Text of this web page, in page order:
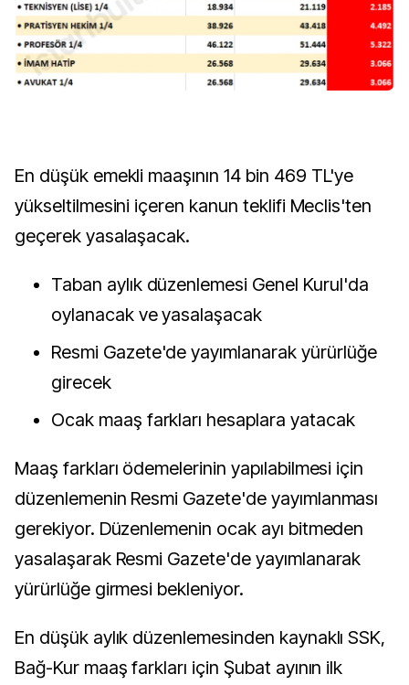
En düşük emekli maaşının 14 bin 469 TL'ye
yükseltilmesini içeren kanun teklifi Meclis'ten
geçerek yasalaşacak.
Taban aylık düzenlemesi Genel Kurul'da
oylanacak ve yasalaşacak
Resmi Gazete'de yayımlanarak yürürlüğe
girecek
Ocak maaş farkları hesaplara yatacak
Maaş farkları ödemelerinin yapılabilmesi için
düzenlemenin Resmi Gazete'de yayımlanması
gerekiyor. Düzenlemenin ocak ayı bitmeden
yasalaşarak Resmi Gazete'de yayımlanarak
yürürlüğe girmesi bekleniyor.
En düşük aylık düzenlemesinden kaynaklı SSK,
Bağ-Kur maaş farkları için Şubat ayının ilk